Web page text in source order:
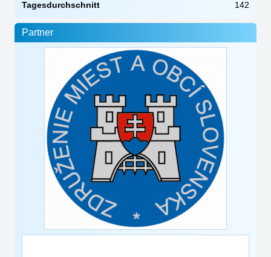
Tagesdurchschnitt
142
Partner